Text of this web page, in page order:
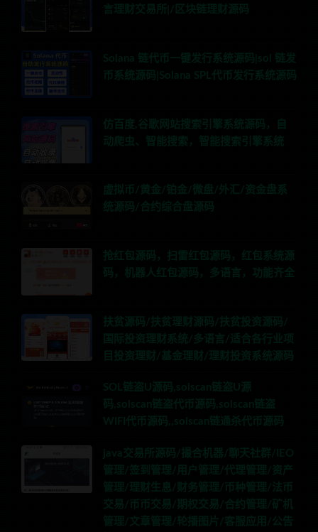
言理财交易所|/区块链理财源码
Solana 链代币一键发行系统源码|sol 链发
币系统源码|Solana SPL代币发行系统源码
仿百度,谷歌网站搜索引擎系统源码，自
动爬虫、智能搜索，智能搜索引擎系统
虚拟币/黄金/铂金/微盘/外汇/资金盘系
统源码/合约综合盘源码
抢红包源码，扫雷红包源码，红包系统源
码，机器人红包源码，多语言，功能齐全
扶贫源码/扶贫理财源码/扶贫投资源码/
国际投资理财系统/多语言/适合各行业项
目投资理财/基金理财/理财投资系统源码
SOL链盗U源码,solscan链盗U源
码,solscan链盗代币源码,solscan链盗
WIFI代币源码,,solscan链通杀代币源码
java交易所源码/撮合机器/聊天社群/IEO
管理/签到管理/用户管理/代理管理/资产
管理/理财生息/财务管理/币种管理/法币
交易/币币交易/期权交易/合约管理/矿机
管理/文章管理/轮播图片/客服应用/公告